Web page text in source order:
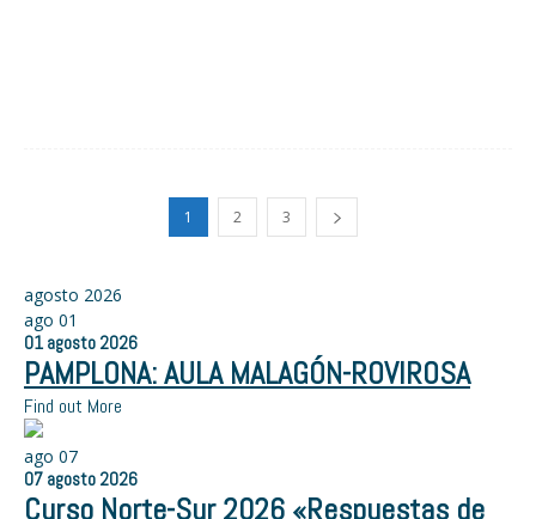
1 2 3
agosto 2026
ago 01
01 agosto 2026
PAMPLONA: AULA MALAGÓN-ROVIROSA
Find out More
ago 07
07 agosto 2026
Curso Norte-Sur 2026 «Respuestas de